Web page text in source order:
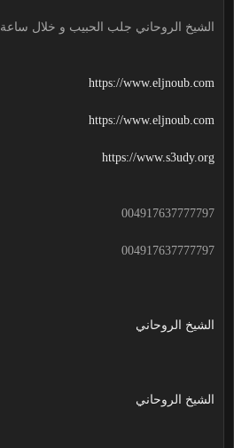
الشيخ الروحاني جلب الحبيب و خلال ساعة
https://www.eljnoub.com
https://www.eljnoub.com
https://www.s3udy.org
004917637777797
004917637777797
الشيخ الروحاني
الشيخ الروحاني